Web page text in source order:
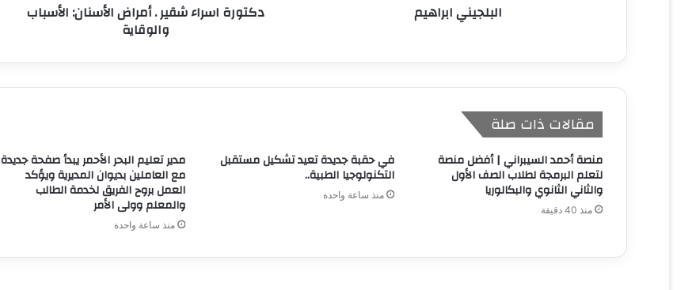
البلجيني ابراهيم دكتورة اسراء شقير . أمراض الأسنان: الأسباب
والوقاية
مقالات ذات صلة
منصة أحمد السيبراني | أفضل منصة
لتعلم البرمجة لطلاب الصف الأول
والثاني الثانوي والبكالوريا
منذ 40 دقيقة
في حقبة جديدة تعيد تشكيل مستقبل
التكنولوجيا الطبية..
منذ ساعة واحدة
مدير تعليم البحر الأحمر يبدأ صفحة جديدة
مع العاملين بديوان المديرية ويؤكد
العمل بروح الفريق لخدمة الطالب
والمعلم وولى الأمر
منذ ساعة واحدة